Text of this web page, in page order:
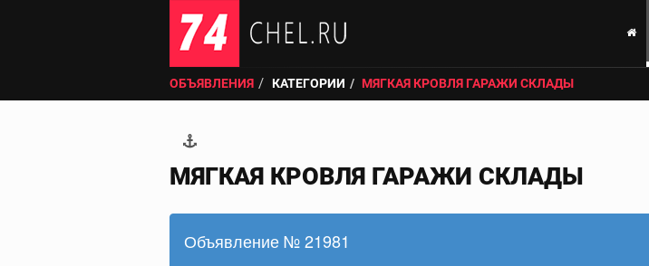
ОБЪЯВЛЕНИЯ КАТЕГОРИИ МЯГКАЯ КРОВЛЯ ГАРАЖИ СКЛАДЫ
МЯГКАЯ КРОВЛЯ ГАРАЖИ СКЛАДЫ
Объявление № 21981